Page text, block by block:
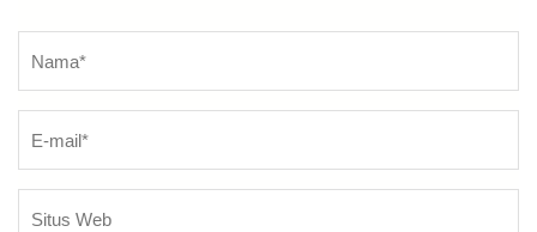
Nama